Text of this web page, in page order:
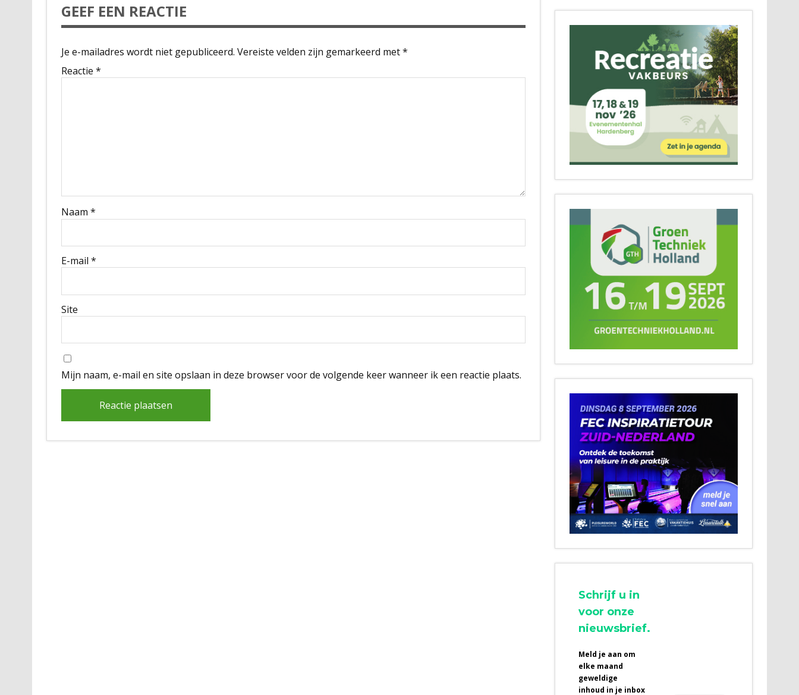
GEEF EEN REACTIE
Je e-mailadres wordt niet gepubliceerd. Vereiste velden zijn gemarkeerd met*
Reactie *
Naam *
E-mail *
Site
Mijn naam, e-mail en site opslaan in deze browser voor de volgende keer wanneer ik een reactie plaats.
Alternative:
Schrijf u in
voor onze
nieuwsbrief.
Meld je aan om
elke maand
geweldige
inhoud in je inbox